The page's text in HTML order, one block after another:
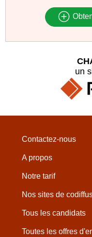
un
Contactez-nous
A propos
Notre tarif
Nos sites de
Tous les candidats
Toutes les offres